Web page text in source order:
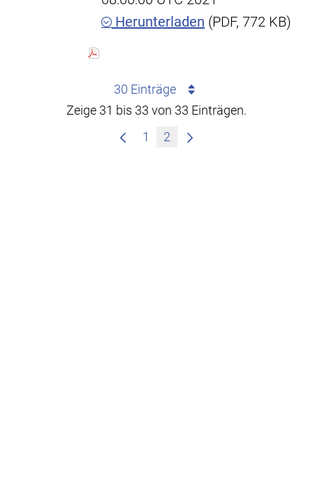
Herunterladen (PDF, 772 KB)
30 Einträge
Zeige 31 bis 33 von 33 Einträgen.
1
2